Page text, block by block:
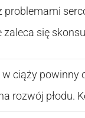
problemami
zaleca się
w ciąży powinny
rozwój płodu.